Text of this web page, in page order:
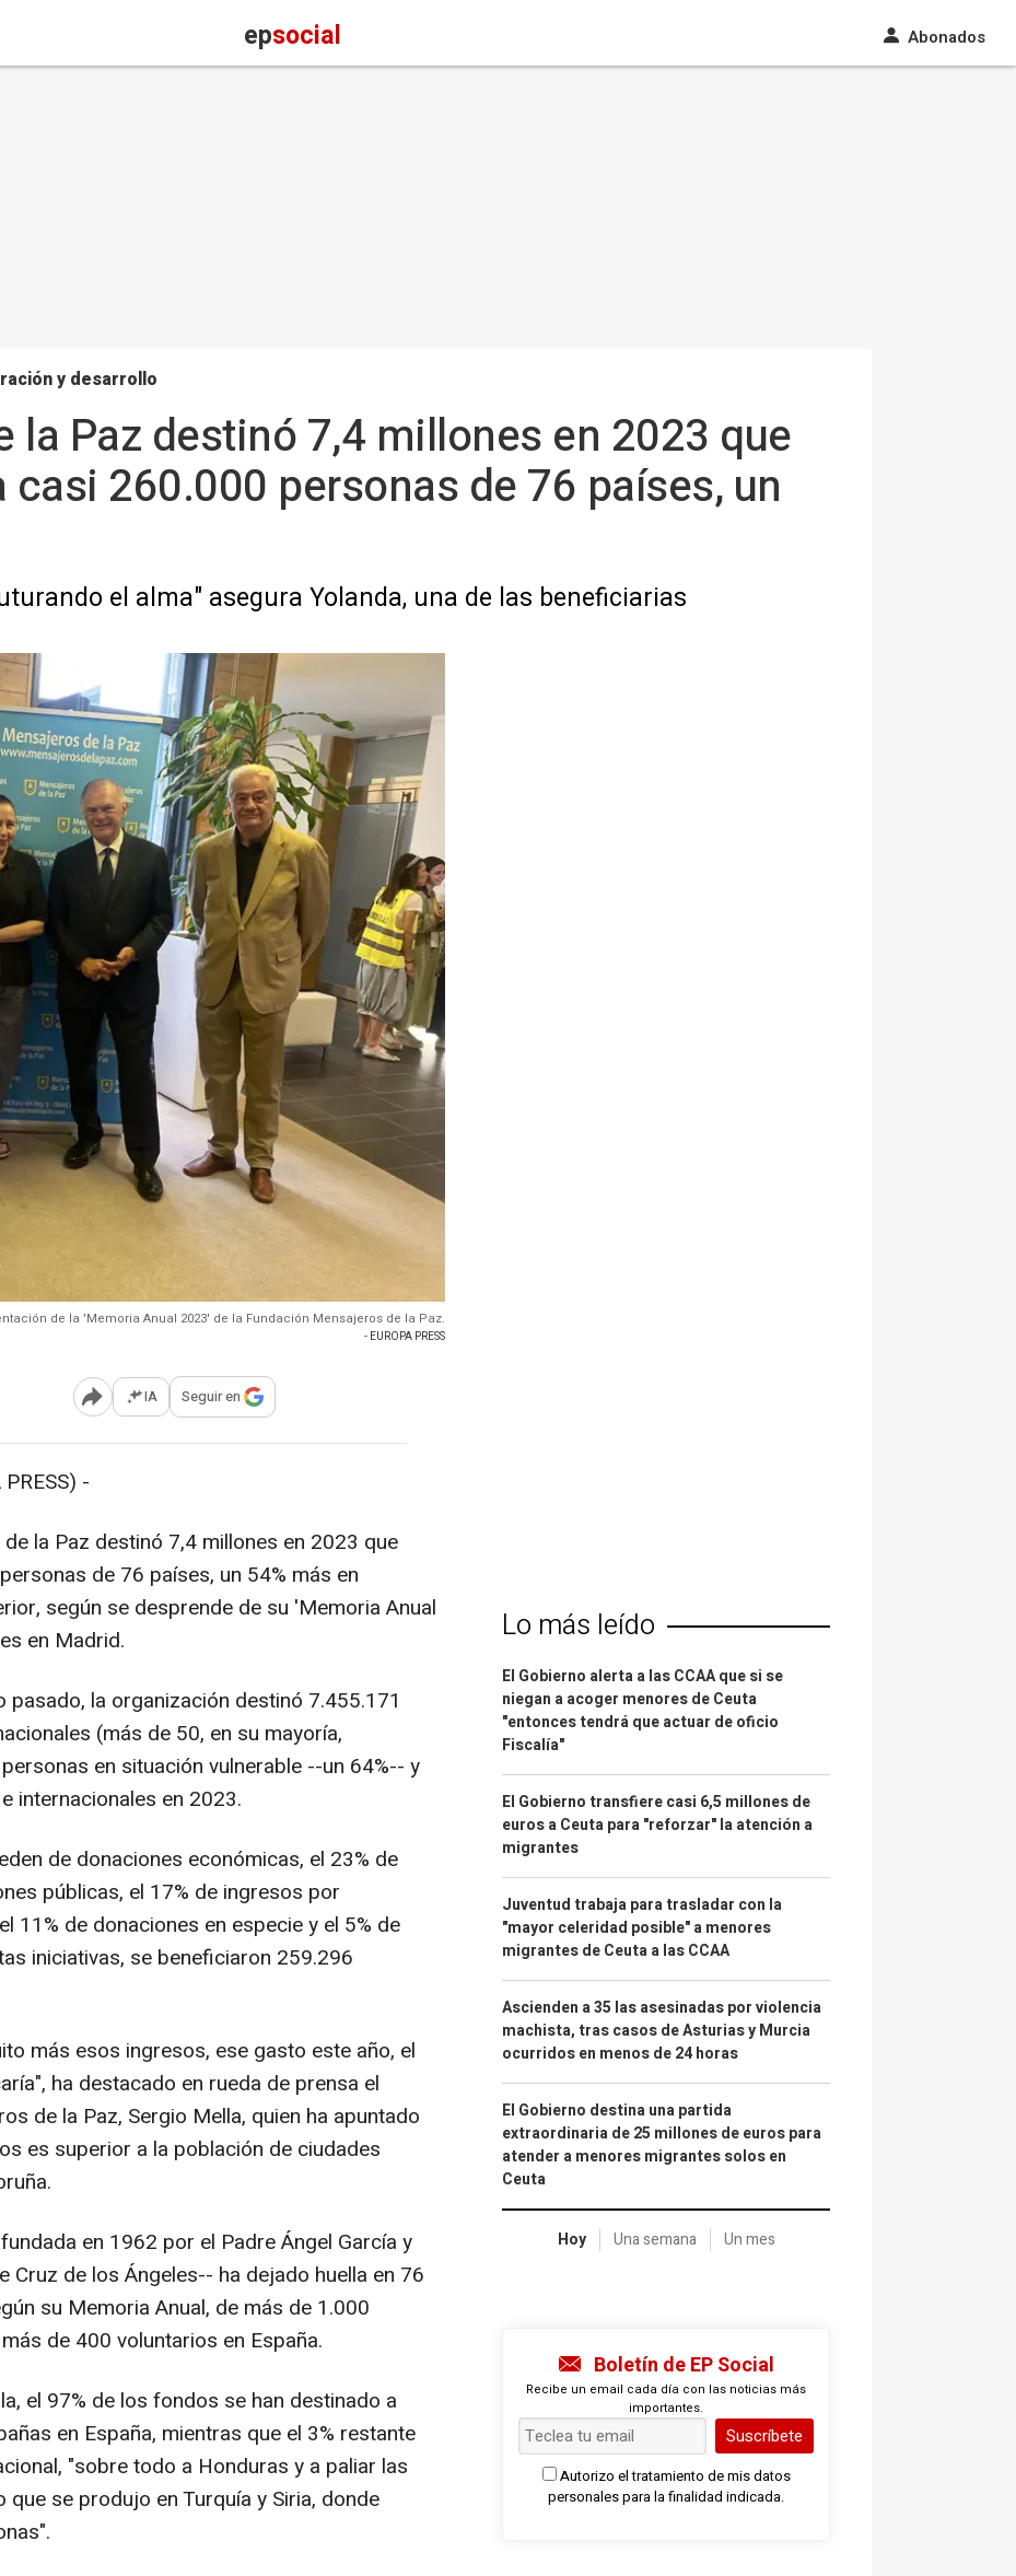
epsocial Abonados
y desarrollo
la Paz destinó 7,4 millones en 2023 que
260.000 personas de 76 países, un
el alma" asegura Yolanda, una de las beneficiarias
de la 'Memoria Anual 2023' de la Fundación Mensajeros de la Paz.
- EUROPA PRESS
Abrir opciones para compartir
IA Seguir en
-
la Paz destinó 7,4 millones en 2023 que
de 76 países, un 54% más en
según se desprende de su 'Memoria Anual
en Madrid.
pasado, la organización destinó 7.455.171
(más de 50, en su mayoría,
en situación vulnerable --un 64%-- y
internacionales en 2023.
de donaciones económicas, el 23% de
públicas, el 17% de ingresos por
11% de donaciones en especie y el 5% de
iniciativas, se beneficiaron 259.296
más esos ingresos, ese gasto este año, el
ha destacado en rueda de prensa el
de la Paz, Sergio Mella, quien ha apuntado
es superior a la población de ciudades
en 1962 por el Padre Ángel García y
Cruz de los Ángeles-- ha dejado huella en 76
su Memoria Anual, de más de 1.000
de 400 voluntarios en España.
el 97% de los fondos se han destinado a
en España, mientras que el 3% restante
"sobre todo a Honduras y a paliar las
se produjo en Turquía y Siria, donde
Lo más leído
El Gobierno alerta a las CCAA que si se
niegan a acoger menores de Ceuta
"entonces tendrá que actuar de oficio
Fiscalía"
El Gobierno transfiere casi 6,5 millones de
euros a Ceuta para "reforzar" la atención a
migrantes
Juventud trabaja para trasladar con la
"mayor celeridad posible" a menores
migrantes de Ceuta a las CCAA
Ascienden a 35 las asesinadas por violencia
machista, tras casos de Asturias y Murcia
ocurridos en menos de 24 horas
El Gobierno destina una partida
extraordinaria de 25 millones de euros para
atender a menores migrantes solos en
Ceuta
Hoy Una semana Un mes
Boletín de EP Social
Recibe un email cada día con las noticias más
importantes.
Suscríbete
Autorizo el tratamiento de mis datos
personales para la finalidad indicada.